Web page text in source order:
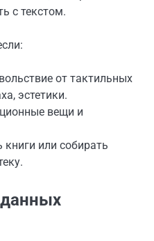
с текстом.
от тактильных
эстетики.
вещи и
или собирать